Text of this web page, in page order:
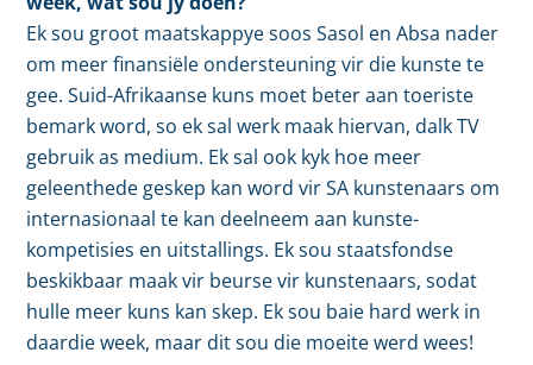
Ek sou groot maatskappye soos Sasol en Absa nader
om meer finansiële ondersteuning vir die kunste te
gee. Suid-Afrikaanse kuns moet beter aan toeriste
bemark word, so ek sal werk maak hiervan, dalk TV
gebruik as medium. Ek sal ook kyk hoe meer
geleenthede geskep kan word vir SA kunstenaars om
internasionaal te kan deelneem aan kunste-
kompetisies en uitstallings. Ek sou staatsfondse
beskikbaar maak vir beurse vir kunstenaars, sodat
hulle meer kuns kan skep. Ek sou baie hard werk in
daardie week, maar dit sou die moeite werd wees!